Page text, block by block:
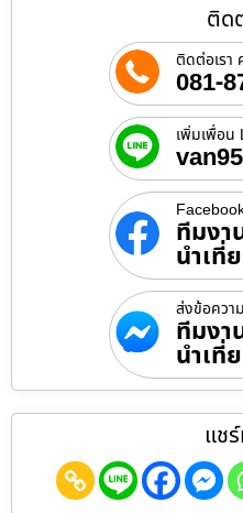
ติด
ติดต่อเรา
081-
เพิ่มเพื่อน
ทีมง
นำเที่
ส่งข้อความ
ทีมง
นำเที่
แช